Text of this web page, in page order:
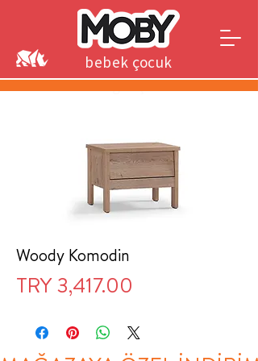
bebek çocuk
genç
Woody Komodin
TRY 3,417.00